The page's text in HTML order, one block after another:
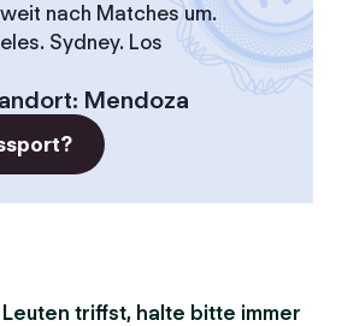
nach Matches um.
Sydney. Los
: Mendoza
triffst, halte bitte immer